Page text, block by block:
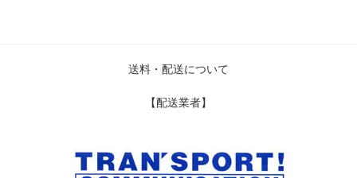
送料・配送について
【配送業者】